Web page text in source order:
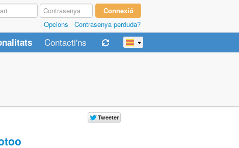
Opcions Contrasenya perduda?
Contacti'ns